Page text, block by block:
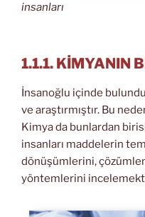
insanları
1.1.1. KİMYANIN
İnsanoğlu içinde
ve araştırmıştır. Bu
Kimya da bunlardan
insanları maddelerin
dönüşümlerini,
yöntemlerini